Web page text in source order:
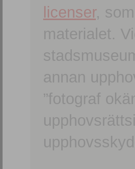
licenser,
materialet.
annan
”fotograf